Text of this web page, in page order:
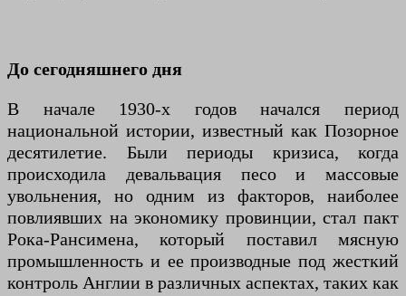
До сегодняшнего дня
В начале 1930-х годов начался период
национальной истории, известный как Позорное
десятилетие. Были периоды кризиса, когда
происходила девальвация песо и массовые
увольнения, но одним из факторов, наиболее
повлиявших на экономику провинции, стал пакт
Рока-Рансимена, который поставил мясную
промышленность и ее производные под жесткий
контроль Англии в различных аспектах, таких как